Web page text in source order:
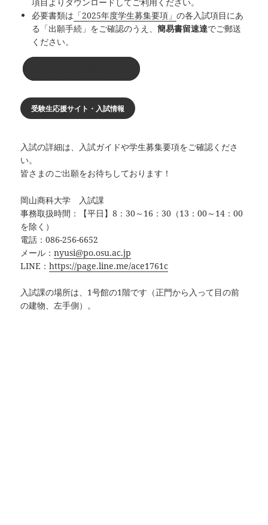
必要書類は 「2025年度学生募集要項」の各入試項目にあ
る「出願手続」をご確認のうえ、簡易書留速達でご郵送
ください。
受験生応援サイト・入試情報
入試の詳細は、入試ガイドや学生募集要項をご確認くださ
い。
皆さまのご出願をお待ちしております！
岡山商科大学 入試課
事務取扱時間：【平日】8：30～16：30（13：00～14：00
を除く）
電話：086-256-6652
メール：nyusi@po.osu.ac.jp
LINE：https://page.line.me/ace1761c
入試課の場所は、1号館の1階です（正門から入って目の前
の建物、左手側）。